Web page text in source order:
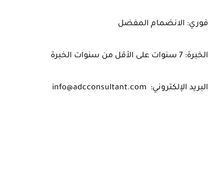
فوري: الانضمام المفضل
الخبرة: 7 سنوات على الأقل من سنوات الخبرة
البريد الإلكتروني: info@adcconsultant.com